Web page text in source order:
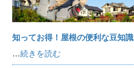
知ってお得！屋根の便利な豆知識
…続きを読む